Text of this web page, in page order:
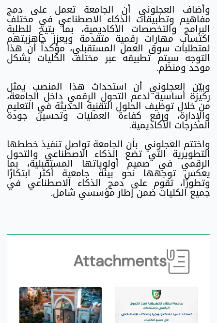
وأضاف العجلوني أن الجامعة تعمل على دمج
مفاهيم وتطبيقات الذكاء الاصطناعي في مختلف
البرامج والتخصصات الأكاديمية، بما يتيح للطلبة
اكتساب مهارات رقمية متقدمة ويعزز جاهزيتهم
لمتطلبات سوق العمل المستقبلي، مؤكداً أن هذا
التوجه سيتم تطبيقه عبر مختلف الكليات بشكل
موحد ومنظم.
وبيّن العجلوني أن استحداث هذا المنصب يمثل
ركيزة أساسية لدعم التحول الرقمي داخل الجامعة،
من خلال توظيف الحلول التقنية الحديثة في التعليم
والإدارة، ورفع كفاءة العمليات وتحسين جودة
المخرجات الأكاديمية.
واختتم العجلوني بأن الجامعة تواصل تنفيذ خططها
التطويرية التي تضع الذكاء الاصطناعي والتحول
الرقمي في صميم أولوياتها المستقبلية، بما
يعكس توجهها نحو بيئة جامعية أكثر ابتكارًا
وتطورًا، تقوم على دمج الذكاء الاصطناعي في
جميع الكليات ضمن إطار مؤسسي شامل.
Attachments